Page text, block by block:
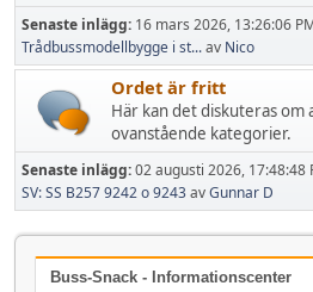
Senaste inlägg: 16 mars 2026, 13:26:06
Trådbussmodellbygge i st...av Nico
Ordet är fritt
Här kan det diskuteras om
ovanstående kategorier.
Senaste inlägg:02 augusti 2026, 17:48:48
SV: SS B257 9242 o 9243avGunnar D
Buss-Snack - Informationscenter